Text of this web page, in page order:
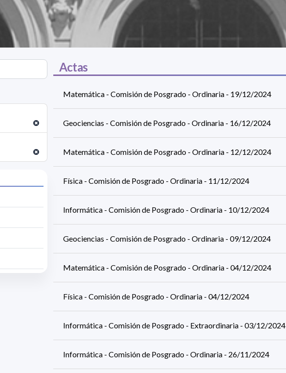
Actas
Matemática - Comisión de Posgrado - Ordinaria - 19/12/2024
Geociencias - Comisión de Posgrado - Ordinaria - 16/12/2024
Matemática - Comisión de Posgrado - Ordinaria - 12/12/2024
Física - Comisión de Posgrado - Ordinaria - 11/12/2024
Informática - Comisión de Posgrado - Ordinaria - 10/12/2024
Geociencias - Comisión de Posgrado - Ordinaria - 09/12/2024
Matemática - Comisión de Posgrado - Ordinaria - 04/12/2024
Física - Comisión de Posgrado - Ordinaria - 04/12/2024
Informática - Comisión de Posgrado - Extraordinaria - 03/12/2024
Informática - Comisión de Posgrado - Ordinaria - 26/11/2024